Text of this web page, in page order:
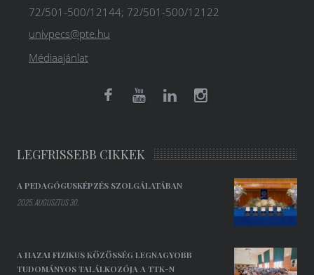
72/501-500/12144; 72/501-500/12122
univpecs@pte.hu
Médiaajánlat
LEGFRISSEBB CIKKEK
A PEDAGÓGUSKÉPZÉS SZOLGÁLATÁBAN
2025. AUGUSZTUS 30.
A HAZAI FIZIKUS KÖZÖSSÉG LEGNAGYOBB
TUDOMÁNYOS TALÁLKOZÓJA A TTK-N